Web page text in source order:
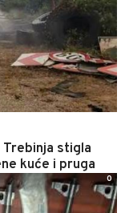
stigla
kuće i pruga
0